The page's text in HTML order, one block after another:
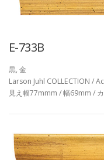
E-733B
黒, 金
Larson Juhl COLLECTION /
見え幅77mmm / 幅69mm /